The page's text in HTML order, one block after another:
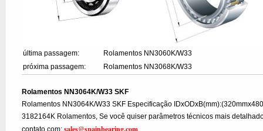
última passagem:
Rolamentos NN3060K/W33
próxima passagem:
Rolamentos NN3068K/W33
Rolamentos NN3064K/W33 SKF
Rolamentos NN3064K/W33 SKF Especificação
3182164K Rolamentos, Se você quiser parâmetros técnicos mais
contato com:sales@spainbearing.com